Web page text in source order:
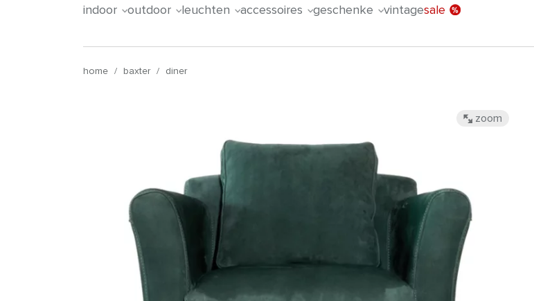
indoor outdoor leuchten accessoires geschenke vintagesale
home / baxter / diner
zoom